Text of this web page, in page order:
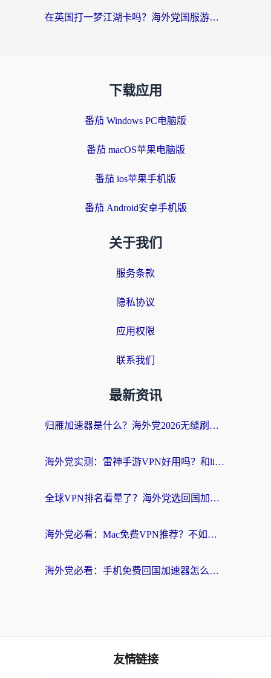
在英国打一梦江湖卡吗？海外党国服游戏不卡顿的终极解决方案
下载应用
番茄 Windows PC电脑版
番茄 macOS苹果电脑版
番茄 ios苹果手机版
番茄 Android安卓手机版
关于我们
服务条款
隐私协议
应用权限
联系我们
最新资讯
归雁加速器是什么？海外党2026无缝刷剧玩国服的实用指南
海外党实测：雷神手游VPN好用吗？和lightVPN对比哪个回国效果更好？附真实体验+避坑指南
全球VPN排名看晕了？海外党选回国加速器的实用指南（附真实对比）
海外党必看：Mac免费VPN推荐？不如选对回国加速器，秒连国内资源不踩坑
海外党必看：手机免费回国加速器怎么选？3个维度帮你避开坑，无缝刷国内资源
友情链接